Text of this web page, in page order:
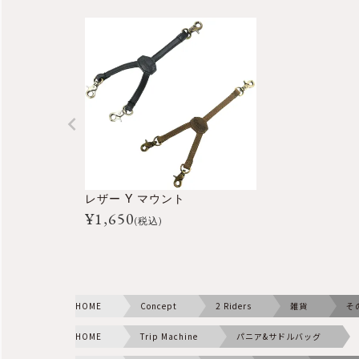
レザー Y マウント
¥1,650(税込)
HOME Concept 2 Riders 雑貨 そ
HOME Trip Machine パニア&サドルバッグ